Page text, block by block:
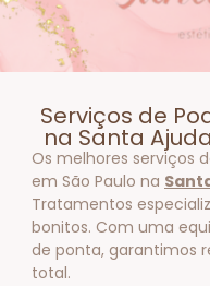
Serviços de
na Santa
Os melhores serviços
em São Paulo na
Tratamentos
bonitos. Com uma
de ponta, garantimos
total.